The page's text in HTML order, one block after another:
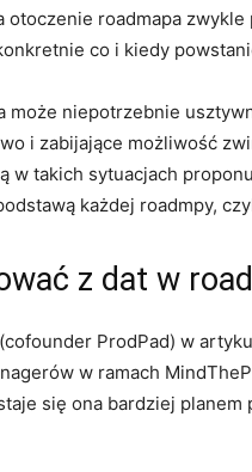
otoczenie roadmapa
co i kiedy
może niepotrzebnie
i zabijające możliwość
w takich sytuacjach
każdej roadmpy,
z dat w
ProdPad) w
w ramach
się ona bardziej planem